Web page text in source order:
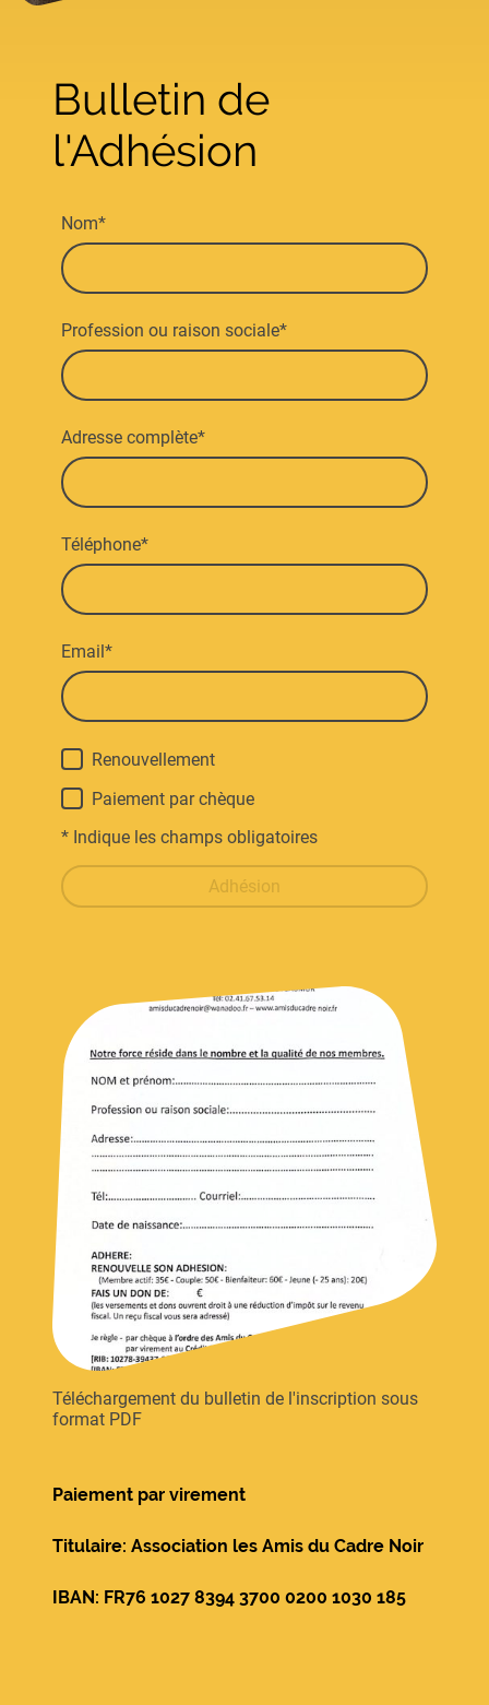
Bulletin de
l'Adhésion
Nom*
Profession ou raison sociale*
Adresse complète*
Téléphone*
Email *
Renouvellement
Paiement par chèque
* Indique les champs obligatoires
Adhésion
Téléchargement du bulletin de l'inscription sous
format PDF
Paiement par virement
Titulaire: Association les Amis du Cadre Noir
IBAN: FR76 1027 8394 3700 0200 1030 185